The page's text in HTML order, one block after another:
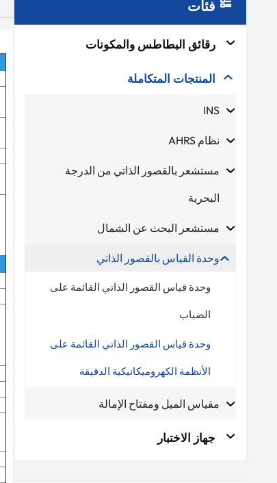
فئات
رقائق البطاطس والمكونات
المنتجات المتكاملة
INS
نظام AHRS
مستشعر بالقصور الذاتي من الدرجة
البحرية
مستشعر البحث عن الشمال
وحدة القياس بالقصور الذاتي
وحدة قياس القصور الذاتي القائمة على
الضباب
وحدة قياس القصور الذاتي القائمة على
الأنظمة الكهروميكانيكية الدقيقة
مقياس الميل ومفتاح الإمالة
جهاز الاختبار